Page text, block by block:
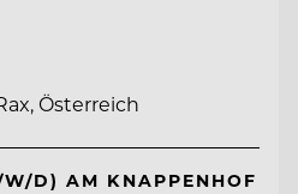
Österreich
D) AM KNAPPENHOF